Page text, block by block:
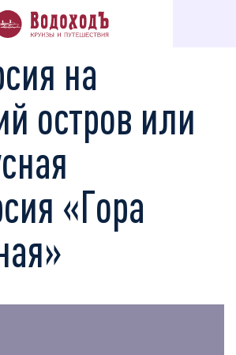
По святым местам
на
остров или
«Гора